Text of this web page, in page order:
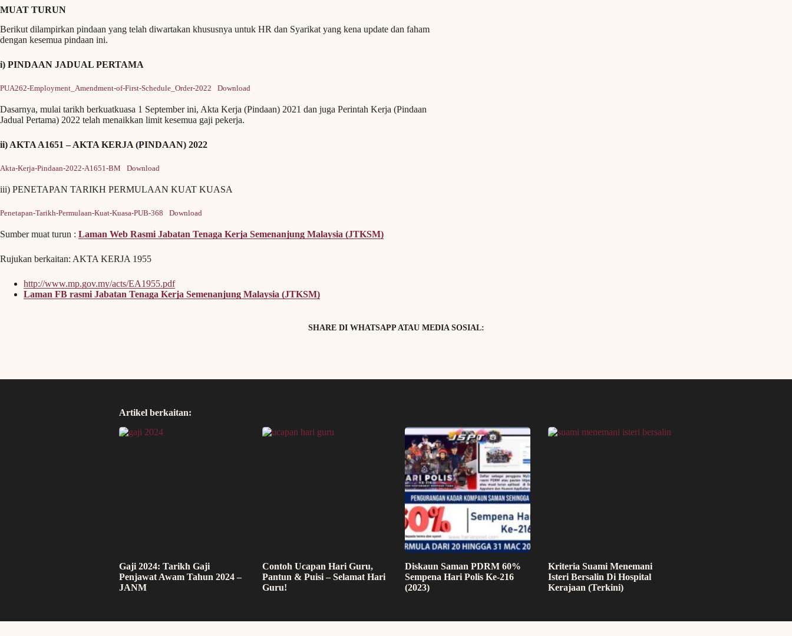
MUAT TURUN
Berikut dilampirkan pindaan yang telah diwartakan khususnya untuk HR dan Syarikat yang kena update dan faham
dengan kesemua pindaan ini.
i) PINDAAN JADUAL PERTAMA
PUA262-Employment_Amendment-of-First-Schedule_Order-2022 Download
Dasarnya, mulai tarikh berkuatkuasa 1 September ini, Akta Kerja (Pindaan) 2021 dan juga Perintah Kerja (Pindaan
Jadual Pertama) 2022 telah menaikkan limit kesemua gaji pekerja.
ii) AKTA A1651 – AKTA KERJA (PINDAAN) 2022
Akta-Kerja-Pindaan-2022-A1651-BM Download
iii) PENETAPAN TARIKH PERMULAAN KUAT KUASA
Penetapan-Tarikh-Permulaan-Kuat-Kuasa-PUB-368 Download
Sumber muat turun : Laman Web Rasmi Jabatan Tenaga Kerja Semenanjung Malaysia (JTKSM)
Rujukan berkaitan: AKTA KERJA 1955
http://www.mp.gov.my/acts/EA1955.pdf
Laman FB rasmi Jabatan Tenaga Kerja Semenanjung Malaysia (JTKSM)
SHARE DI WHATSAPP ATAU MEDIA SOSIAL:
Artikel berkaitan:
Gaji 2024: Tarikh Gaji
Penjawat Awam Tahun 2024 –
JANM
Contoh Ucapan Hari Guru,
Pantun & Puisi – Selamat Hari
Guru!
Diskaun Saman PDRM 60%
Sempena Hari Polis Ke-216
(2023)
Kriteria Suami Menemani
Isteri Bersalin Di Hospital
Kerajaan (Terkini)